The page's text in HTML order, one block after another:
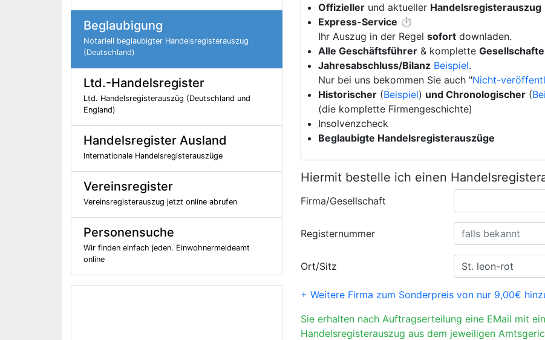
Beglaubigung
Notariell beglaubigter Handelsregisterauszug
(Deutschland)
Ltd.-Handelsregister
Ltd. Handelsregisterauszüg (Deutschland und
England)
Handelsregister Ausland
Internationale Handelsregisterauszüge
Vereinsregister
Vereinsregisterauszug jetzt online abrufen
Personensuche
Wir finden einfach jeden. Einwohnermeldeamt
online
Offizieller und aktueller Handelsregisterauszug
Express-Service ⏱️
Ihr Auszug in der Regel sofort downladen.
Alle Geschäftsführer & komplette
Jahresabschluss/Bilanz Beispiel.
Nur bei uns bekommen Sie auch "Nicht-
Historischer (Beispiel) und Chronologischer (
(die komplette Firmengeschichte)
Insolvenzcheck
Beglaubigte Handelsregisterauszüge
Hiermit bestelle ich einen
Firma/Gesellschaft
Registernummer
Ort/Sitz
+ Weitere Firma zum Sonderpreis von nur 9,00€
Sie erhalten nach Auftragserteilung eine EMail mit
Handelsregisterauszug aus dem jeweiligen